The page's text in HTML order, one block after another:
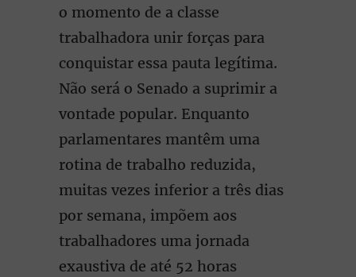
o momento de a classe
trabalhadora unir forças para
conquistar essa pauta legítima.
Não será o Senado a suprimir a
vontade popular. Enquanto
parlamentares mantêm uma
rotina de trabalho reduzida,
muitas vezes inferior a três dias
por semana, impõem aos
trabalhadores uma jornada
exaustiva de até 52 horas